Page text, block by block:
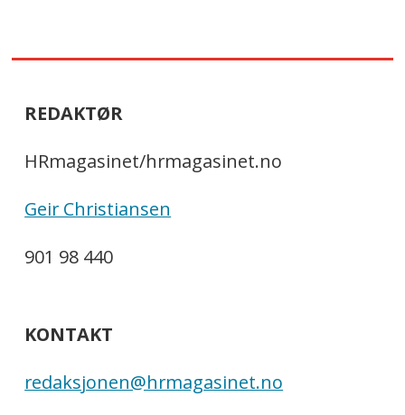
REDAKTØR
HRmagasinet/hrmagasinet.no
Geir Christiansen
901 98 440
KONTAKT
redaksjonen@hrmagasinet.no